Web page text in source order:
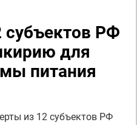
субъектов РФ
для
питания
из 12 субъектов РФ